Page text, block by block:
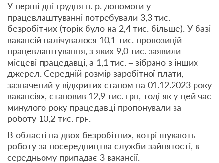
У перші дні грудня п. р. допомоги у
працевлаштуванні потребували 3,3 тис.
безробітних (торік було на 2,4 тис. більше). У базі
вакансій налічувалося 10,1 тис. пропозицій
працевлаштування, з яких 9,0 тис. заявили
місцеві працедавці, а 1,1 тис. – зібрано з інших
джерел. Середній розмір заробітної плати,
зазначений у відкритих станом на 01.12.2023 року
вакансіях, становив 12,9 тис. грн, тоді як у цей час
минулого року працедавці пропонували за
роботу 10,2 тис. грн.
В області на двох безробітних, котрі шукають
роботу за посередництва служби зайнятості, в
середньому припадає 3 вакансії.